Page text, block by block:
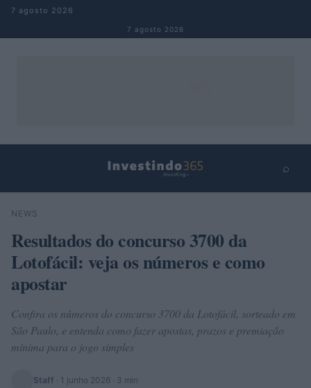
Pular para o conteúdo
7 agosto 2026
7 agosto 2026
⌕
Buscar
NEWS
Resultados do concurso 3700 da
Lotofácil: veja os números e como
apostar
Confira os números do concurso 3700 da Lotofácil, sorteado em
São Paulo, e entenda como fazer apostas, prazos e premiação
mínima para o jogo simples
Staff · 1 junho 2026 · 3 min